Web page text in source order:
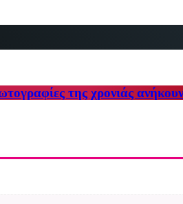
της χρονιάς